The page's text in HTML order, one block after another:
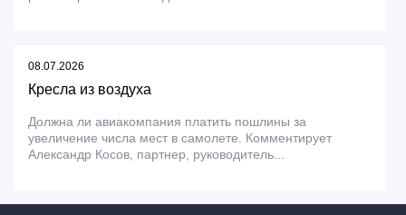
08.07.2026
Кресла из воздуха
Должна ли авиакомпания платить пошлины за
увеличение числа мест в самолете. Комментирует
Александр Косов, партнер, руководитель...